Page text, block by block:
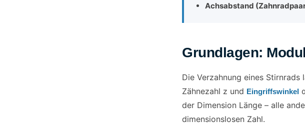
Achsabstand
Grundlagen:
Die Verzahnung eines
Zähnezahl z und Eingriffswinkel
der Dimension Länge – alle
dimensionslosen Zahl.